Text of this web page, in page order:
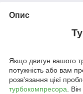
Опис
Якщо двигун вашого
потужність або вам
розв'язання цієї
турбокомпресора.